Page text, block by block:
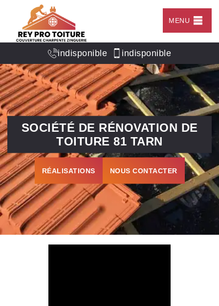
MENU
indisponible indisponible
SOCIÉTÉ DE RÉNOVATION DE
TOITURE 81 TARN
RÉALISATIONS NOUS CONTACTER